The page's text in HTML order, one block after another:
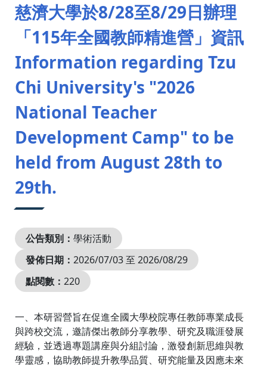
慈濟大學於8/28至8/29日辦理
「115年全國教師精進營」資訊
Information regarding Tzu
Chi University's "2026
National Teacher
Development Camp" to be
held from August 28th to
29th.
公告類別： 學術活動
發佈日期： 2026/07/03 至 2026/08/29
點閱數： 220
一、本研習營旨在促進全國大學校院專任教師專業成長
與跨校交流，邀請傑出教師分享教學、研究及職涯發展
經驗，並透過專題講座與分組討論，激發創新思維與教
學靈感，協助教師提升教學品質、研究能量及因應未來